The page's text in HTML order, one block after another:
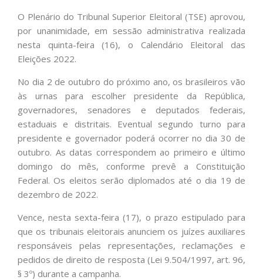
O Plenário do Tribunal Superior Eleitoral (TSE) aprovou,
por unanimidade, em sessão administrativa realizada
nesta quinta-feira (16), o Calendário Eleitoral das
Eleições 2022.
No dia 2 de outubro do próximo ano, os brasileiros vão
às urnas para escolher presidente da República,
governadores, senadores e deputados federais,
estaduais e distritais. Eventual segundo turno para
presidente e governador poderá ocorrer no dia 30 de
outubro. As datas correspondem ao primeiro e último
domingo do mês, conforme prevê a Constituição
Federal. Os eleitos serão diplomados até o dia 19 de
dezembro de 2022.
Vence, nesta sexta-feira (17), o prazo estipulado para
que os tribunais eleitorais anunciem os juízes auxiliares
responsáveis pelas representações, reclamações e
pedidos de direito de resposta (Lei 9.504/1997, art. 96,
§ 3º) durante a campanha.